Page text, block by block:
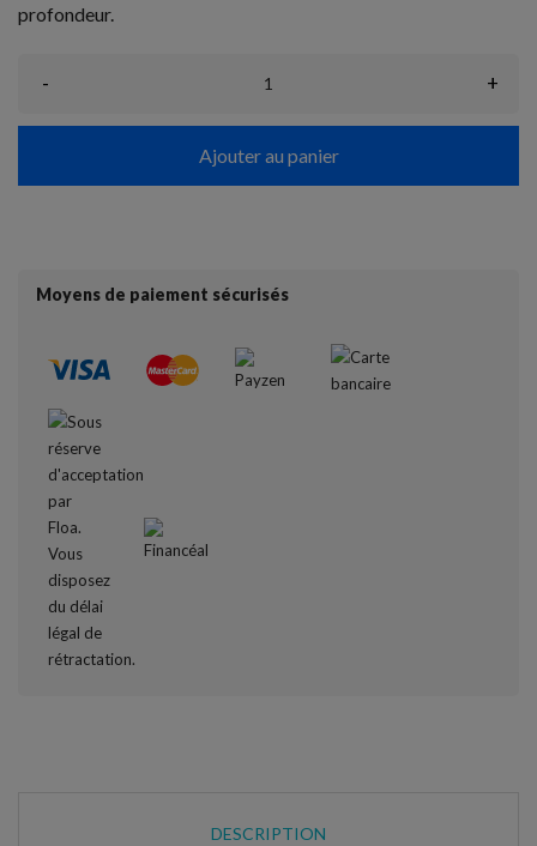
profondeur.
- +
Ajouter au panier
Moyens de paiement sécurisés
DESCRIPTION